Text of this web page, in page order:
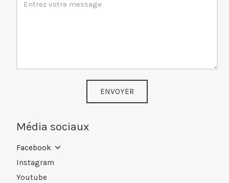
ENVOYER
Média sociaux
Facebook
Instagram
Youtube